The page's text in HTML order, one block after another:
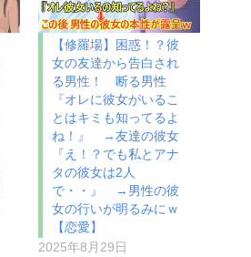
【修羅場】困惑！？彼
女の友達から告白され
る男性！ 断る男性
『オレに彼女がいるこ
とはキミも知ってるよ
ね！』 →友達の彼女
『え！？でも私とアナ
タの彼女は2人
で・・』 →男性の彼
女の行いが明るみにｗ
【恋愛】
2025年8月29日